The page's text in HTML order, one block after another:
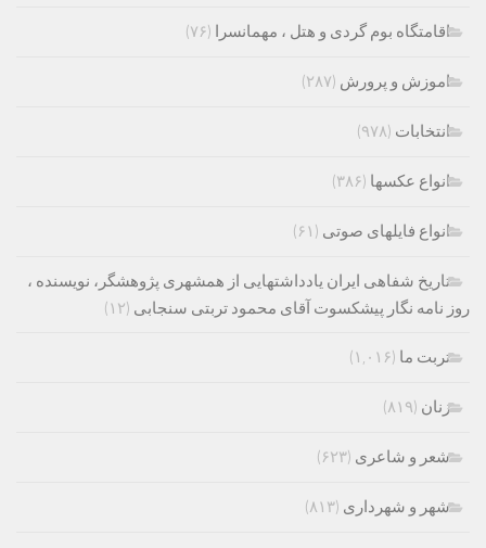
اقامتگاه بوم گردی و هتل ، مهمانسرا (۷۶)
اموزش و پرورش (۲۸۷)
انتخابات (۹۷۸)
انواع عکسها (۳۸۶)
انواع فایلهای صوتی (۶۱)
تاریخ شفاهی ایران یادداشتهایی از همشهری پژوهشگر، نویسنده ،
روز نامه نگار پیشکسوت آقای محمود تربتی سنجابی (۱۲)
تربت ما (۱,۰۱۶)
زنان (۸۱۹)
شعر و شاعری (۶۲۳)
شهر و شهرداری (۸۱۳)